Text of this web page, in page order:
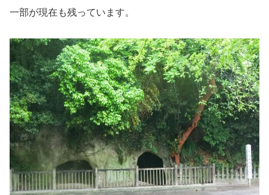
一部が現在も残っています。